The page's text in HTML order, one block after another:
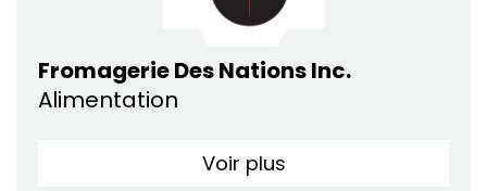
Fromagerie Des Nations Inc.
Alimentation
Voir plus